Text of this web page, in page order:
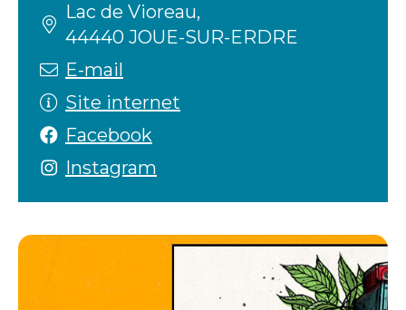
Lac de Vioreau,
44440 JOUE-SUR-ERDRE
E-mail
Site internet
Facebook
Instagram